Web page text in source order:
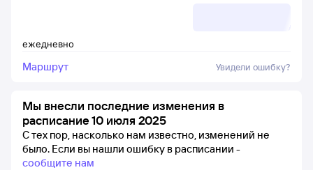
ежедневно
Маршрут Увидели ошибку?
Мы внесли последние изменения в
расписание 10 июля 2025
С тех пор, насколько нам известно, изменений не
было. Если вы нашли ошибку в расписании -
сообщите нам